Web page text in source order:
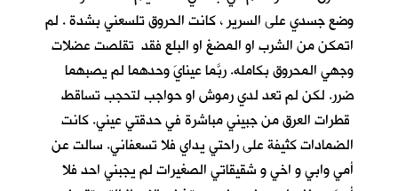
وضع جسدي على السرير ، كانت الحروق تلسعني بشدة . لم
اتمكن من الشرب او المضغ او البلع فقد تقلصت عضلات
وجهي المحروق بكامله. ربَّما عينايَ وحدهما لم يصبهما
ضرر. لكن لم تعد لدي رموش او حواجب لتحجب تساقط
قطرات العرق من جبيني مباشرة في حدقتي عيني. كانت
الضمادات كثيفة على راحتي يداي فلا تسعفاني. سالت عن
أمي وابي و اخي و شقيقاتي الصغيرات لم يجبني احد فلا